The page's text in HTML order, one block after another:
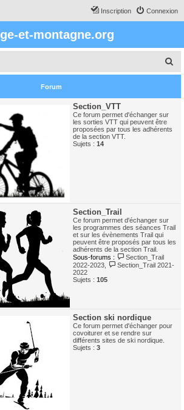
Connexion
Inscription
et-montagne.org
e
Forum
Section_VTT
Ce forum permet d'échanger sur
les sorties VTT qui peuvent être
proposées par tous les adhérents
de la section VTT.
Sujets : 14
Section_Trail
Ce forum permet d'échanger sur
les programmes des séances Trail
et sur les évènements Trail qui
peuvent être proposés par tous les
adhérents de la section Trail.
Sous-forums :
Section_Trail
2022-2023
Section_Trail 2021-
2022
Sujets : 105
Section ski nordique
Ce forum permet d'échanger pour
covoiturer et se rendre sur
différents sites de ski nordique.
Sujets : 3